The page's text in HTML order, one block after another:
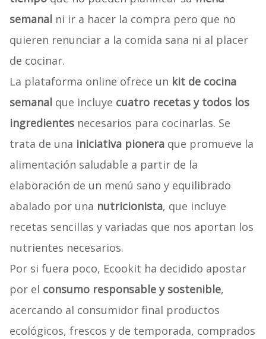
semanalni ir a hacer la compra pero que no
quieren renunciar a la comida sana ni al placer
de cocinar.
La plataforma online ofrece un kit de cocina
semanalque incluye cuatro recetas y todos los
ingredientesnecesarios para cocinarlas. Se
trata de una iniciativa pioneraque promueve la
alimentación saludable a partir de la
elaboración de un menú sano y equilibrado
abalado por una nutricionista, que incluye
recetas sencillas y variadas que nos aportan los
nutrientes necesarios.
Por si fuera poco, Ecookit ha decidido apostar
por el consumo responsable y sostenible,
acercando al consumidor final productos
ecológicos, frescos y de temporada, comprados